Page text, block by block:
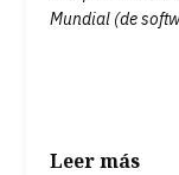
Mundial (de
Leer más